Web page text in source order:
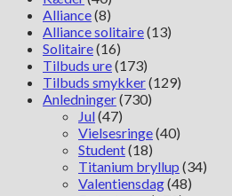
Alliance(8)
Alliance solitaire(13)
Solitaire(16)
Tilbuds ure(173)
Tilbuds smykker(129)
Anledninger(730)
Jul(47)
Vielsesringe(40)
Student(18)
Titanium bryllup (34)
Valentiensdag(48)